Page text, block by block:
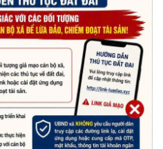
“ỨNG DỤNG TRÍ TUỆ NHÂN
LIFE 2026” TRÊN ĐỊA BÀN
học, Công nghệ và Đổi mới